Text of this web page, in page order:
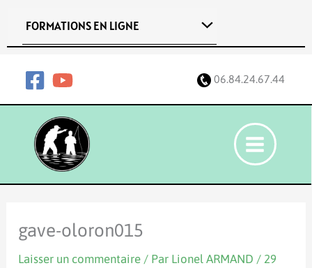
FORMATIONS EN LIGNE
06.84.24.67.44
gave-oloron015
Laisser un commentaire / Par Lionel ARMAND / 29